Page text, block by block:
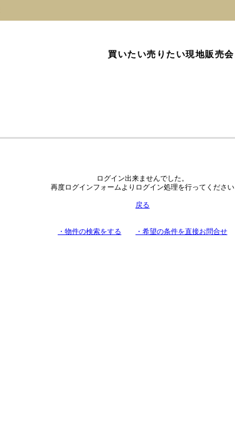
買いたい売りたい現地販売会
ログイン出来ませんでした。
再度ログインフォームよりログイン処理を行ってください
戻る
・物件の検索をする ・希望の条件を直接お問合せ